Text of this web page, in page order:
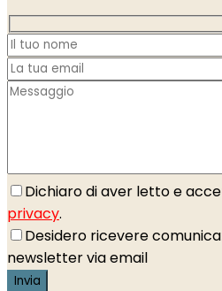
Dichiaro di aver letto e
privacy.
Desidero ricevere
newsletter via email